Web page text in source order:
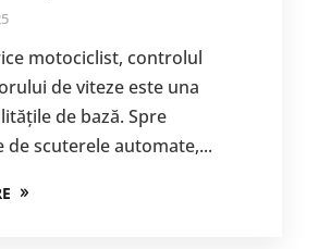
motociclist, controlul
de viteze este una
de bază. Spre
de scuterele automate,...